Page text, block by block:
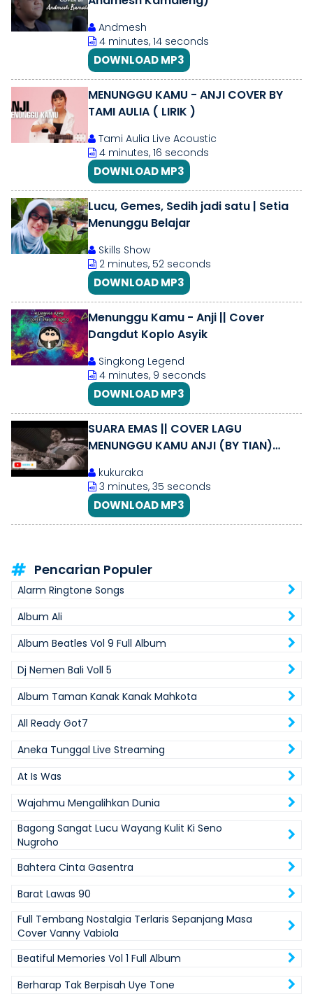
Andmesh
4 minutes, 14 seconds
DOWNLOAD MP3
MENUNGGU KAMU - ANJI COVER BY
TAMI AULIA ( LIRIK )
Tami Aulia Live Acoustic
4 minutes, 16 seconds
DOWNLOAD MP3
Lucu, Gemes, Sedih jadi satu | Setia
Menunggu Belajar
Skills Show
2 minutes, 52 seconds
DOWNLOAD MP3
Menunggu Kamu - Anji || Cover
Dangdut Koplo Asyik
Singkong Legend
4 minutes, 9 seconds
DOWNLOAD MP3
SUARA EMAS || COVER LAGU
MENUNGGU KAMU ANJI (BY TIAN)
kukuraka
3 minutes, 35 seconds
DOWNLOAD MP3
Pencarian Populer
Alarm Ringtone Songs
Album Ali
Album Beatles Vol 9 Full Album
Dj Nemen Bali Voll 5
Album Taman Kanak Kanak Mahkota
All Ready Got7
Aneka Tunggal Live Streaming
At Is Was
Wajahmu Mengalihkan Dunia
Bagong Sangat Lucu Wayang Kulit Ki Seno
Nugroho
Bahtera Cinta Gasentra
Barat Lawas 90
Full Tembang Nostalgia Terlaris Sepanjang Masa
Cover Vanny Vabiola
Beatiful Memories Vol 1 Full Album
Berharap Tak Berpisah Uye Tone